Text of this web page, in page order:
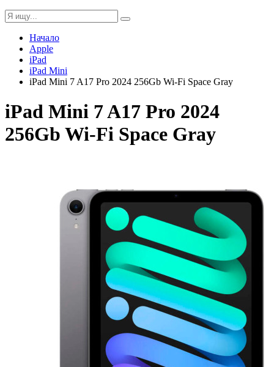
Начало
Apple
iPad
iPad Mini
iPad Mini 7 A17 Pro 2024 256Gb Wi-Fi Space Gray
iPad Mini 7 A17 Pro 2024
256Gb Wi-Fi Space Gray